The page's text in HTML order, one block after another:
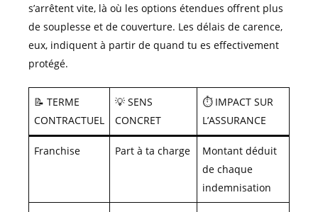
s’arrêtent vite, là où les options étendues offrent plus
de souplesse et de couverture. Les délais de carence,
eux, indiquent à partir de quand tu es effectivement
protégé.
📝 TERME
CONTRACTUEL
💡 SENS
CONCRET
⏱️ IMPACT SUR
L’ASSURANCE
Franchise Part à ta charge
Montant déduit
de chaque
indemnisation